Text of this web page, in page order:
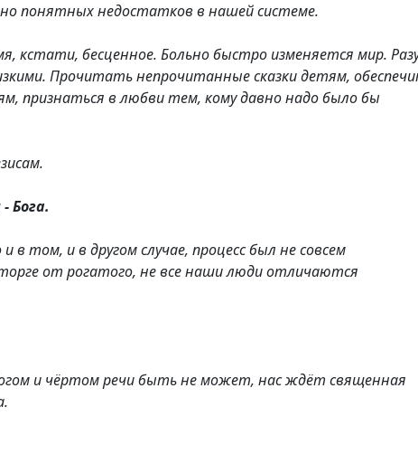
понятных недостатков в нашей системе.
кстати, бесценное. Больно быстро изменяется мир.
Прочитать непрочитанные сказки детям,
признаться в любви тем, кому давно надо было бы
Бога.
том, и в другом случае, процесс был не совсем
от рогатого, не все наши люди отличаются
и чёртом речи быть не может, нас ждёт священная